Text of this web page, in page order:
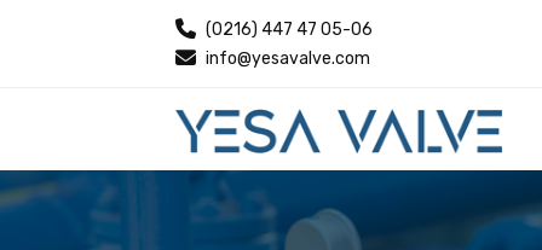
(0216) 447 47 05-06
info@yesavalve.com